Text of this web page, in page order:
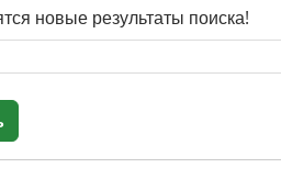
новые результаты поиска!